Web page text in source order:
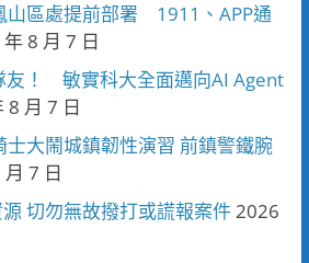
山區處提前部署 1911、APP通
8 月 7 日
友！ 敏實科大全面邁向AI Agent
8 月 7 日
士大鬧城鎮韌性演習 前鎮警鐵腕
7 日
切勿無故撥打或謊報案件2026